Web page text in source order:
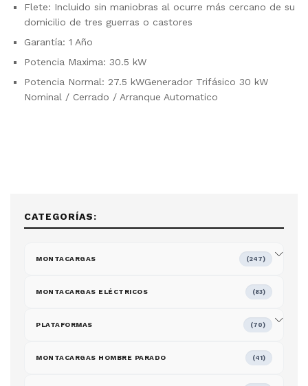
Flete: Incluido sin maniobras al ocurre más cercano de su
domicilio de tres guerras o castores
Garantía: 1 Año
Potencia Maxima: 30.5 kW
Potencia Normal: 27.5 kWGenerador Trifásico 30 kW
Nominal / Cerrado / Arranque Automatico
CATEGORÍAS:
MONTACARGAS (247)
MONTACARGAS ELÉCTRICOS (83)
PLATAFORMAS (70)
MONTACARGAS HOMBRE PARADO (41)